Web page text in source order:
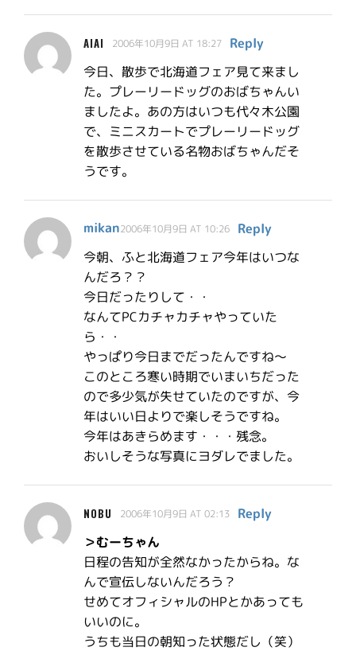
AIAI 2006年10月9日 AT 18:27
Reply
今日、散歩で北海道フェア見て来まし
た。プレーリードッグのおばちゃんい
ましたよ。あの方はいつも代々木公園
で、ミニスカートでプレーリードッグ
を散歩させている名物おばちゃんだそ
うです。
mikan2006年10月9日 AT 10:26
Reply
今朝、ふと北海道フェア今年はいつな
んだろ？？
今日だったりして・・
なんてPCカチャカチャやっていた
ら・・
やっぱり今日までだったんですね〜
このところ寒い時期でいまいちだった
ので多少気が失せていたのですが、今
年はいい日よりで楽しそうですね。
今年はあきらめます・・・残念。
おいしそうな写真にヨダレでました。
NOBU 2006年10月9日 AT 02:13
Reply
＞むーちゃん
日程の告知が全然なかったからね。な
んで宣伝しないんだろう？
せめてオフィシャルのHPとかあっても
いいのに。
うちも当日の朝知った状態だし（笑）